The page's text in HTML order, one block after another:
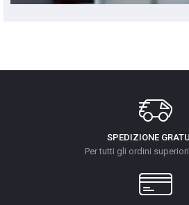
SPEDIZIONE
Per tutti gli ordini